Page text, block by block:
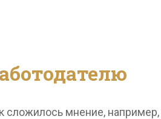
сложилось мнение, например,